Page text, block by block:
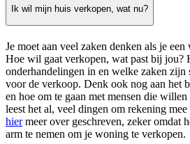
Ik wil mijn huis verkopen, wat nu?
Je moet aan veel zaken denken als je
Hoe wil gaat verkopen, wat past bij jou?
onderhandelingen in en welke zaken zijn
voor de verkoop. Denk ook nog aan het
en hoe om te gaan met mensen die
leest het al, veel dingen om rekening
hiermeer over geschreven, zeker omdat
arm te nemen om je woning te verkopen.